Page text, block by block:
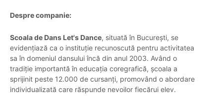
Despre companie:
Scoala de Dans Let's Dance, situată în București, se
evidențiază ca o instituție recunoscută pentru activitatea
sa în domeniul dansului încă din anul 2003. Având o
tradiție importantă în educația coregrafică, școala a
sprijinit peste 12.000 de cursanți, promovând o abordare
individualizată care răspunde nevoilor fiecărui elev.